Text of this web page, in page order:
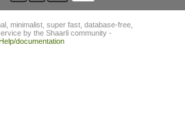
minimalist, super fast, database-free,
by the Shaarli community -
documentation